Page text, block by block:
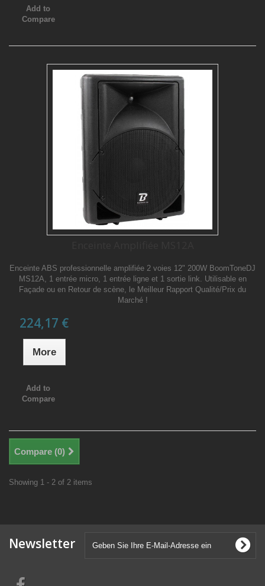
Add to
Compare
Enceinte ABS professionnelle amplifiée 2 voies 12" 200W BoomToneDJ
MS12A, 1 entrée micro, 1 entrée ligne et 1 sortie link. Utilisable en
Façade ou en Retour de scène, le Meilleur Rapport Qualité/Prix du
Marché !
224,17 €
More
Add to
Compare
Compare (0)
Showing 1 - 2 of 2 items
Newsletter